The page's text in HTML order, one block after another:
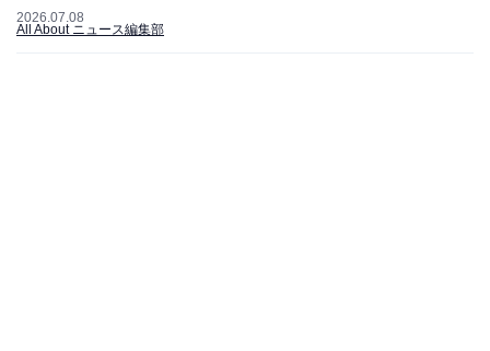
2026.07.08
All About ニュース編集部